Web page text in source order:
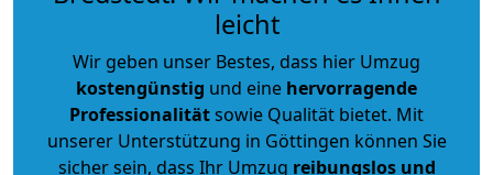
leicht
Wir geben unser Bestes, dass hier Umzug
kostengünstig und eine hervorragende
Professionalitätsowie Qualität bietet. Mit
unserer Unterstützung in Göttingen können Sie
sicher sein, dass Ihr Umzug reibungslos und